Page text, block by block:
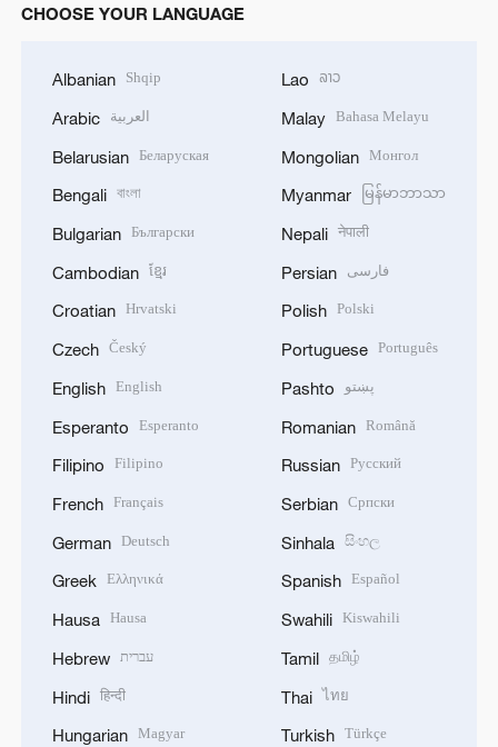
CHOOSE YOUR LANGUAGE
Albanian Shqip
Arabic العربية
Belarusian Беларуская
Bengali বাংলা
Bulgarian Български
Cambodian ខ្មែរ
Croatian Hrvatski
Czech Český
English English
Esperanto Esperanto
Filipino Filipino
French Français
German Deutsch
Greek Ελληνικά
Hausa Hausa
Hebrew עברית
Hindi हिन्दी
Hungarian Magyar
Lao ລາວ
Malay Bahasa Melayu
Mongolian Монгол
Myanmar မြန်မာဘာသာ
Nepali नेपाली
Persian فارسی
Polish Polski
Portuguese Português
Pashto پښتو
Romanian Română
Russian Русский
Serbian Српски
Sinhala සිංහල
Spanish Español
Swahili Kiswahili
Tamil தமிழ்
Thai ไทย
Turkish Türkçe